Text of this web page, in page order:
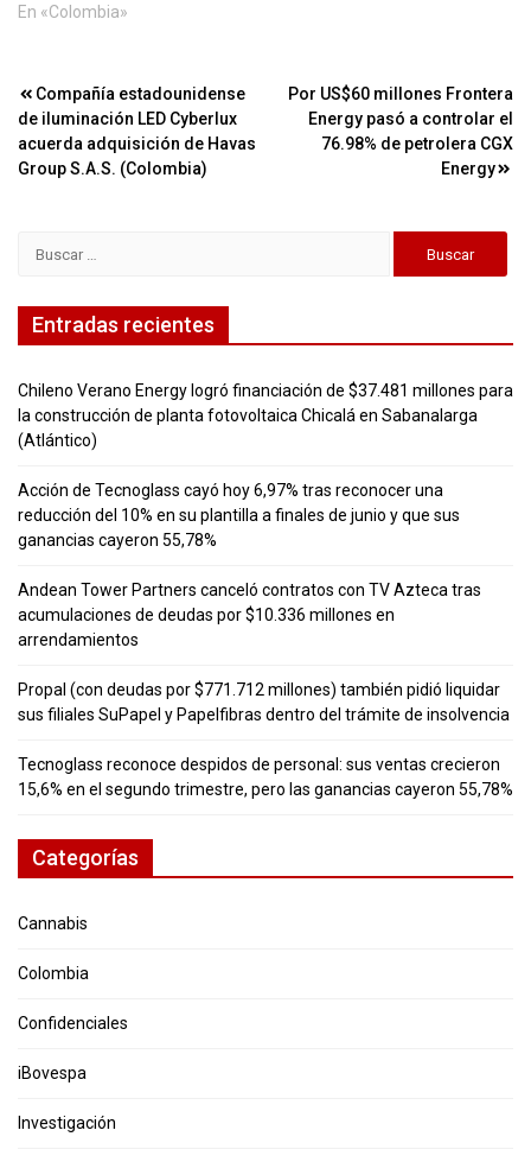
En «Colombia»
Navegación
de
entradas
Compañía estadounidense
de iluminación LED Cyberlux
acuerda adquisición de Havas
Group S.A.S. (Colombia)
Por US$60 millones Frontera
Energy pasó a controlar el
76.98% de petrolera CGX
Energy
Entradas recientes
Chileno Verano Energy logró financiación de $37.481 millones para
la construcción de planta fotovoltaica Chicalá en Sabanalarga
(Atlántico)
Acción de Tecnoglass cayó hoy 6,97% tras reconocer una
reducción del 10% en su plantilla a finales de junio y que sus
ganancias cayeron 55,78%
Andean Tower Partners canceló contratos con TV Azteca tras
acumulaciones de deudas por $10.336 millones en
arrendamientos
Propal (con deudas por $771.712 millones) también pidió liquidar
sus filiales SuPapel y Papelfibras dentro del trámite de insolvencia
Tecnoglass reconoce despidos de personal: sus ventas crecieron
15,6% en el segundo trimestre, pero las ganancias cayeron 55,78%
Categorías
Cannabis
Colombia
Confidenciales
iBovespa
Investigación